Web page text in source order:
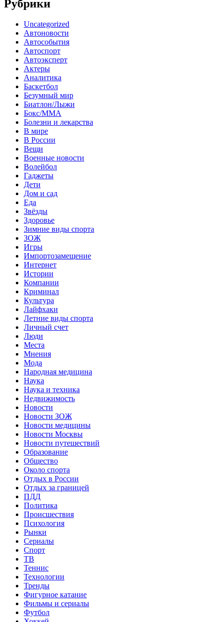
Рубрики
Uncategorized
Автоновости
Автособытия
Автоспорт
Автоэксперт
Актеры
Аналитика
Баскетбол
Безумный мир
Биатлон/Лыжи
Бокс/MMA
Болезни и лекарства
В мире
В России
Вещи
Военные новости
Волейбол
Гаджеты
Дети
Дом и сад
Еда
Звёзды
Здоровье
Зимние виды спорта
ЗОЖ
Игры
Импортозамещение
Интернет
Истории
Компании
Криминал
Культура
Лайфхаки
Летние виды спорта
Личный счет
Люди
Места
Мнения
Мода
Народная медицина
Наука
Наука и техника
Недвижимость
Новости
Новости ЗОЖ
Новости медицины
Новости Москвы
Новости путешествий
Образование
Общество
Около спорта
Отдых в России
Отдых за границей
ПДД
Политика
Происшествия
Психология
Рынки
Сериалы
Спорт
ТВ
Теннис
Технологии
Тренды
Фигурное катание
Фильмы и сериалы
Футбол